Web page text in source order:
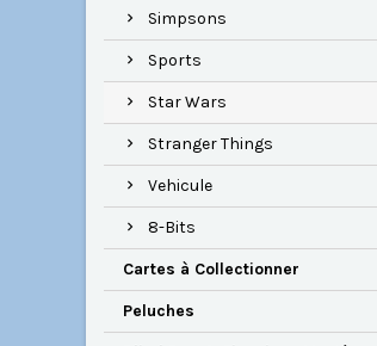
Simpsons
Sports
Star Wars
Stranger Things
Vehicule
8-Bits
Cartes à Collectionner
Peluches